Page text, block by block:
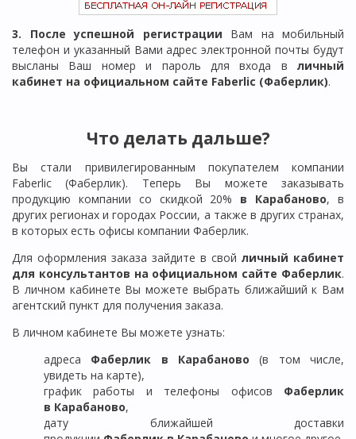
3. После успешной регистрации Вам на мобильный
телефон и указанный Вами адрес электронной почты будут
высланы Ваш номер и пароль для входа в личный
кабинет на официальном сайте Faberlic (Фаберлик).
Что делать дальше?
Вы стали привилегированным покупателем компании
Faberlic (Фаберлик). Теперь Вы можете заказывать
продукцию компании со скидкой 20% в Карабаново, в
других регионах и городах России, а также в других странах,
в которых есть офисы компании Фаберлик.
Для оформления заказа зайдите в свой личный кабинет
для консультантов на официальном сайте Фаберлик.
В личном кабинете Вы можете выбрать ближайший к Вам
агентский пункт для получения заказа.
В личном кабинете Вы можете узнать:
адреса Фаберлик в Карабаново
(в том числе,
увидеть на карте),
график работы и телефоны офисов Фаберлик
в Карабаново,
дату ближайшей доставки